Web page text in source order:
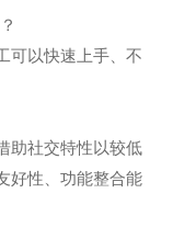
可以快速上手、不
助社交特性以较低
好性、功能整合能